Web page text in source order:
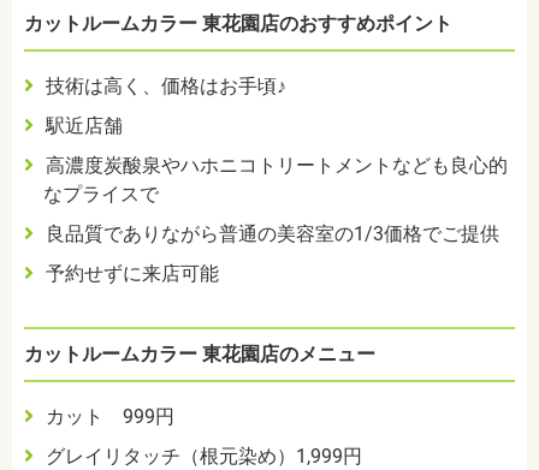
カットルームカラー 東花園店のおすすめポイント
技術は高く、価格はお手頃♪
駅近店舗
高濃度炭酸泉やハホニコトリートメントなども良心的
なプライスで
良品質でありながら普通の美容室の1/3価格でご提供
予約せずに来店可能
カットルームカラー 東花園店のメニュー
カット 999円
グレイリタッチ（根元染め）1,999円